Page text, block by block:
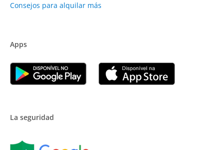
Consejos para alquilar más
Apps
La seguridad